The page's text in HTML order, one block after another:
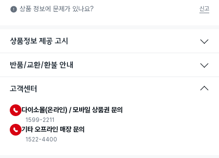
식품용 기구: 식품위생법에서 정한 규격에 따라 제조되어 식품 또
는 식품첨가물에 사용할 수 있는 식품용기구라는 표시입니다.
상품 정보에 문제가 있나요? 신고
상품정보 제공 고시
반품/교환/환불 안내
고객센터
다이소몰(온라인) / 모바일 상품권 문의
1599-2211
기타 오프라인 매장 문의
1522-4400